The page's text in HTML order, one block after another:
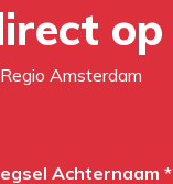
op
Amsterdam
Achternaam *